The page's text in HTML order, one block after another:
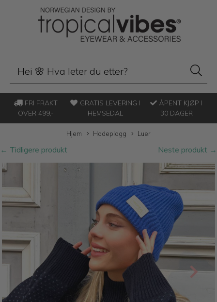
FRI FRAKT
OVER 499,-
GRATIS LEVERING I
HEMSEDAL
ÅPENT KJØP I
30 DAGER
Hjem Hodeplagg Luer
Neste produkt →
← Tidligere produkt